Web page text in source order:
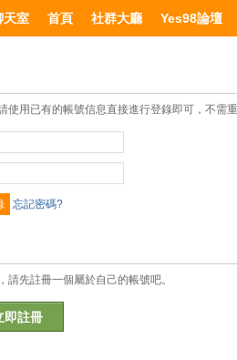
天室 首頁 社群大廳 Yes98論壇
使用已有的帳號信息直接進行登錄即可，不需
忘記密碼?
請先註冊一個屬於自己的帳號吧。
即註冊